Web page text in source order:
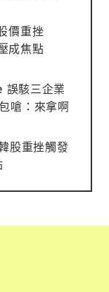
價重挫
成焦點
誤駭三企業
嗆：來拿啊
股重挫觸發